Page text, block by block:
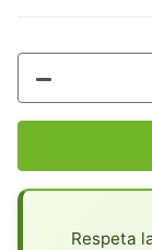
Respeta